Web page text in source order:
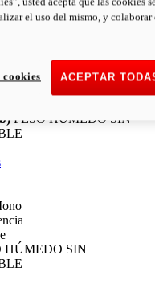
Nera
PESO HÚMEDO SIN
HÚMEDO SIN
el uso del mismo, y colaborar
ACEPTAR